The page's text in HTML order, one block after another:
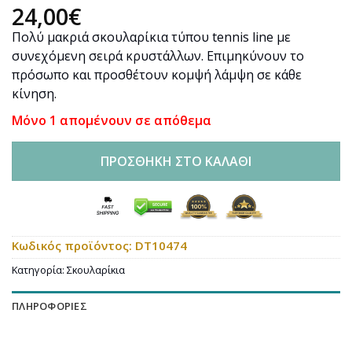
24,00€
Πολύ μακριά σκουλαρίκια τύπου tennis line με
συνεχόμενη σειρά κρυστάλλων. Επιμηκύνουν το
πρόσωπο και προσθέτουν κομψή λάμψη σε κάθε
κίνηση.
Μόνο 1 απομένουν σε απόθεμα
ΠΡΟΣΘΉΚΗ ΣΤΟ ΚΑΛΆΘΙ
Κωδικός προϊόντος: DT10474
Κατηγορία: Σκουλαρίκια
ΠΛΗΡΟΦΟΡΊΕΣ